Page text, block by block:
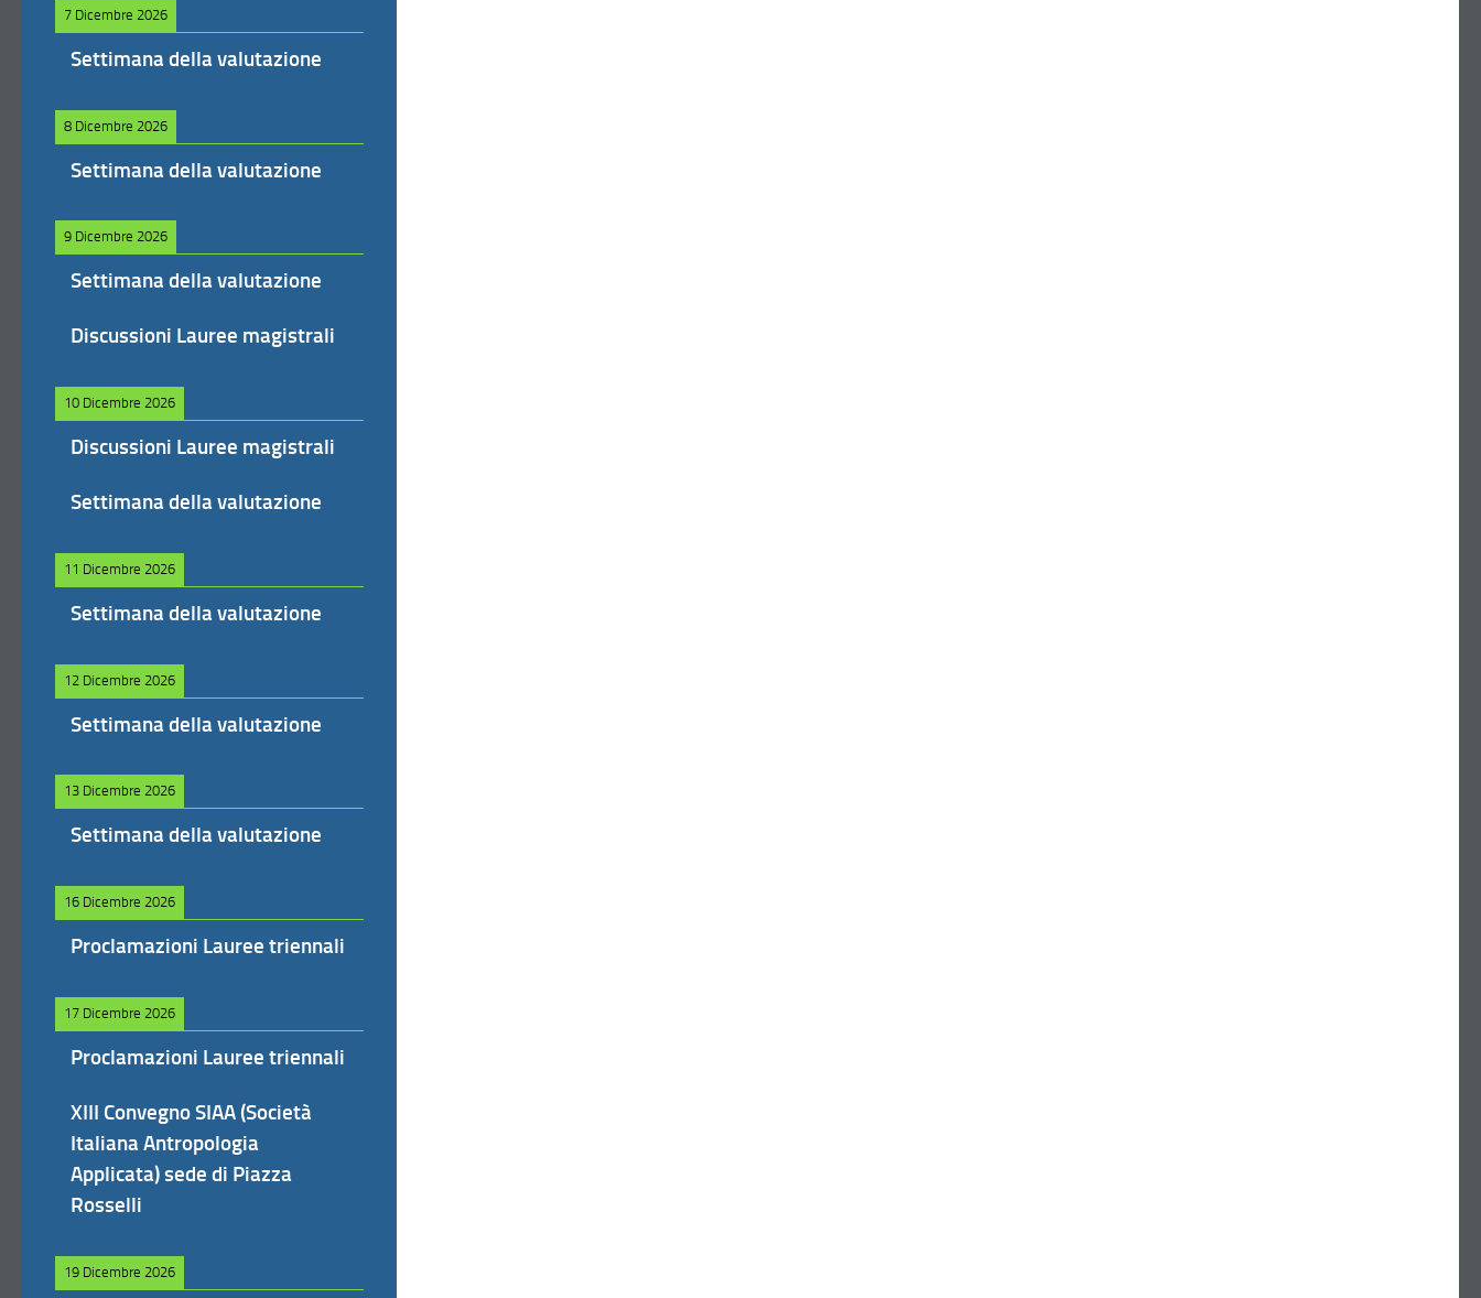
7 Dicembre 2026
Settimana della valutazione
8 Dicembre 2026
Settimana della valutazione
9 Dicembre 2026
Settimana della valutazione
Discussioni Lauree magistrali
10 Dicembre 2026
Discussioni Lauree magistrali
Settimana della valutazione
11 Dicembre 2026
Settimana della valutazione
12 Dicembre 2026
Settimana della valutazione
13 Dicembre 2026
Settimana della valutazione
16 Dicembre 2026
Proclamazioni Lauree triennali
17 Dicembre 2026
Proclamazioni Lauree triennali
XIII Convegno SIAA (Società
Italiana Antropologia
Applicata) sede di Piazza
Rosselli
19 Dicembre 2026